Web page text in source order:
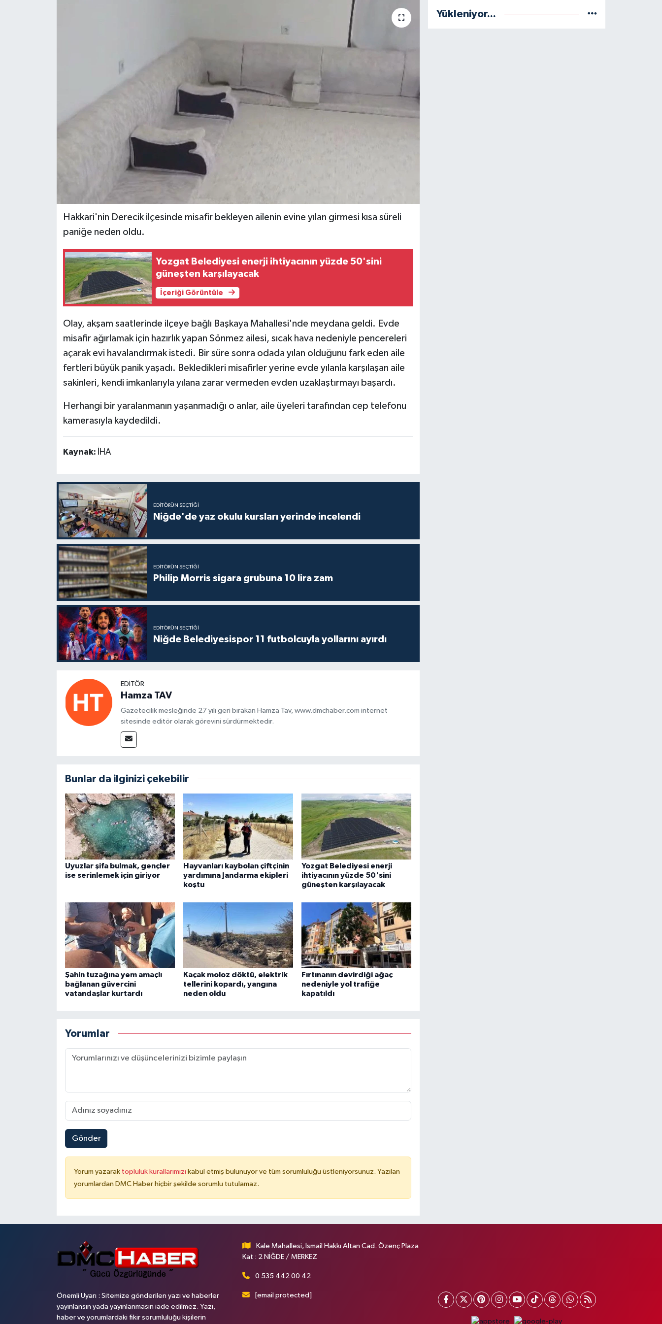
Hakkari'nin Derecik ilçesinde misafir bekleyen ailenin evine yılan girmesi kısa süreli
paniğe neden oldu.
Yozgat Belediyesi enerji ihtiyacının yüzde 50'sini
güneşten karşılayacak
İçeriği Görüntüle
Olay, akşam saatlerinde ilçeye bağlı Başkaya Mahallesi'nde meydana geldi. Evde
misafir ağırlamak için hazırlık yapan Sönmez ailesi, sıcak hava nedeniyle pencereleri
açarak evi havalandırmak istedi. Bir süre sonra odada yılan olduğunu fark eden aile
fertleri büyük panik yaşadı. Bekledikleri misafirler yerine evde yılanla karşılaşan aile
sakinleri, kendi imkanlarıyla yılana zarar vermeden evden uzaklaştırmayı başardı.
Herhangi bir yaralanmanın yaşanmadığı o anlar, aile üyeleri tarafından cep telefonu
kamerasıyla kaydedildi.
Kaynak: İHA
EDITÖRÜN SEÇTIĞI
Niğde'de yaz okulu kursları yerinde incelendi
EDITÖRÜN SEÇTIĞI
Philip Morris sigara grubuna 10 lira zam
EDITÖRÜN SEÇTIĞI
Niğde Belediyesispor 11 futbolcuyla yollarını ayırdı
EDITÖR
Hamza TAV
Gazetecilik mesleğinde 27 yılı geri bırakan Hamza Tav, www.dmchaber.com internet
sitesinde editör olarak görevini sürdürmektedir.
Bunlar da ilginizi çekebilir
Uyuzlar şifa bulmak, gençler
ise serinlemek için giriyor
Hayvanları kaybolan çiftçinin
yardımına Jandarma ekipleri
koştu
Yozgat Belediyesi enerji
ihtiyacının yüzde 50'sini
güneşten karşılayacak
Şahin tuzağına yem amaçlı
bağlanan güvercini
vatandaşlar kurtardı
Kaçak moloz döktü, elektrik
tellerini kopardı, yangına
neden oldu
Fırtınanın devirdiği ağaç
nedeniyle yol trafiğe
kapatıldı
Yorumlar
Gönder
Yorum yazarak topluluk kurallarımızı kabul etmiş bulunuyor ve tüm sorumluluğu üstleniyorsunuz. Yazılan
yorumlardan DMC Haber hiçbir şekilde sorumlu tutulamaz.
Yükleniyor...
Önemli Uyarı : Sitemize gönderilen yazı ve haberler
yayınlansın yada yayınlanmasın iade edilmez. Yazı,
haber ve yorumlardaki fikir sorumluluğu kişilerin
Kale Mahallesi, İsmail Hakkı Altan Cad. Özenç Plaza
Kat : 2 NİĞDE / MERKEZ
0 535 442 00 42
[email protected]